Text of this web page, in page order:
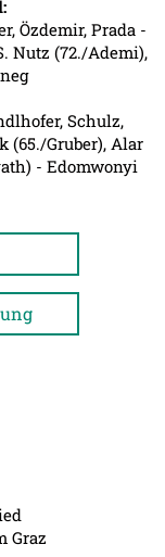
Özdemir, Prada -
Nutz (72./Ademi),
Schulz,
(65./Gruber), Alar
- Edomwonyi
Graz